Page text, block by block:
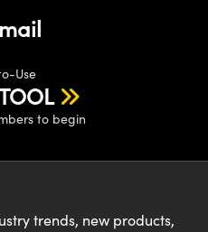
Use
to begin
trends, new products,